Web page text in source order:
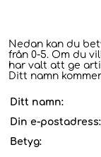
Nedan kan du
från 0-5. Om du
har valt att ge
Ditt namn
Ditt namn:
Din e-postadress:
Betyg: